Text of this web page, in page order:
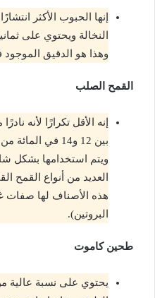
إنها الحبوب الأكثر
النخالة ويحتوي على
وهذا هو الدقيق الموجود
القمح الصلب
إنه الأقل تكرارًا لأنه
بين 12 و14 في
ويتم استخدامها بشكل
العديد من أنواع القمح
هذه الأصناف لها صفات
البروتين).
طحين كاموت
يحتوي على نسبة عالية